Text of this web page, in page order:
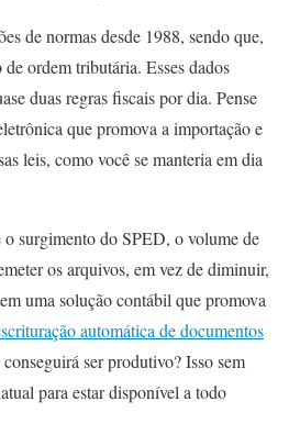
de normas desde 1988, sendo que,
de ordem tributária. Esses dados
duas regras fiscais por dia. Pense
que promova a importação e
leis, como você se manteria em dia
o surgimento do SPED, o volume de
os arquivos, em vez de diminuir,
uma solução contábil que promova
automática de documentos
ser produtivo? Isso sem
para estar disponível a todo